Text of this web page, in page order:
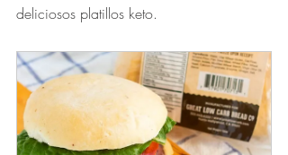
deliciosos platillos keto.